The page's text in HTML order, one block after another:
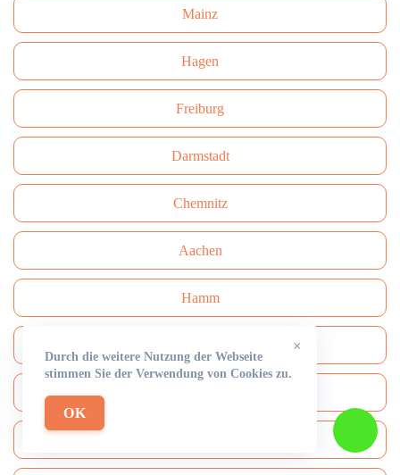
Mainz
Hagen
Freiburg
Darmstadt
Сhemnitz
Aachen
Hamm
×
Durch die weitere Nutzung der Webseite
stimmen Sie der Verwendung von Cookies zu.
OK